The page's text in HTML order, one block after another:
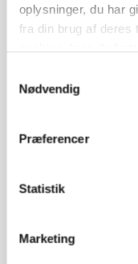
oplysninger, du har
fra din brug af deres
Nødvendig
Præferencer
Statistik
Marketing
9670, Løgstør